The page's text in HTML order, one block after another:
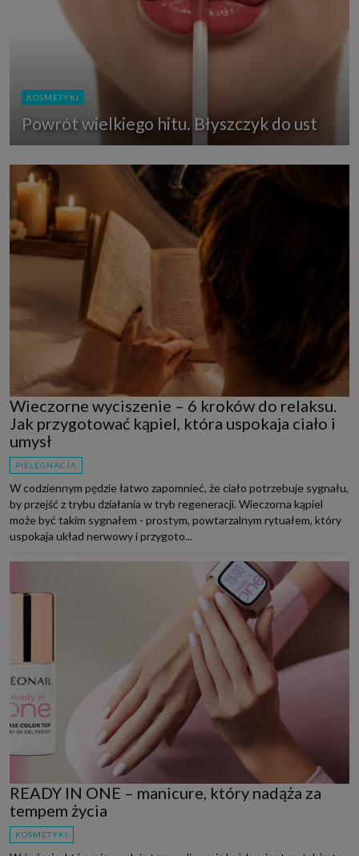
KOSMETYKI
Powrót wielkiego hitu. Błyszczyk do ust
Wieczorne wyciszenie – 6 kroków do relaksu.
Jak przygotować kąpiel, która uspokaja ciało i
umysł
PIELĘGNACJA
W codziennym pędzie łatwo zapomnieć, że ciało potrzebuje sygnału,
by przejść z trybu działania w tryb regeneracji. Wieczorna kąpiel
może być takim sygnałem - prostym, powtarzalnym rytuałem, który
uspokaja układ nerwowy i przygoto...
READY IN ONE – manicure, który nadąża za
tempem życia
KOSMETYKI